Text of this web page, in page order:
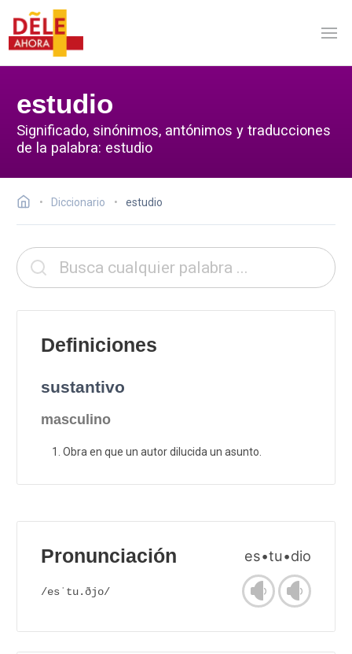
estudio
Significado, sinónimos, antónimos y traducciones
de la palabra: estudio
Diccionario estudio
Definiciones
sustantivo
masculino
Obra en que un autor dilucida un asunto.
Pronunciación es•tu•dio
/esˈtu.ðjo/